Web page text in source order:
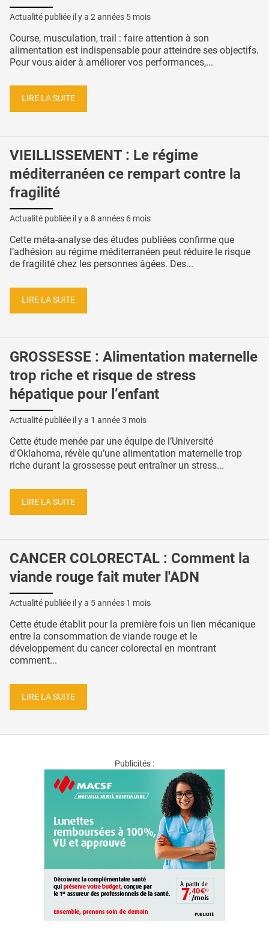
Actualité publiée il y a 2 années 5 mois
Course, musculation, trail : faire attention à son
alimentation est indispensable pour atteindre ses objectifs.
Pour vous aider à améliorer vos performances,...
LIRE LA SUITE
VIEILLISSEMENT : Le régime
méditerranéen ce rempart contre la
fragilité
Actualité publiée il y a 8 années 6 mois
Cette méta-analyse des études publiées confirme que
l’adhésion au régime méditerranéen peut réduire le risque
de fragilité chez les personnes âgées. Des...
LIRE LA SUITE
GROSSESSE : Alimentation maternelle
trop riche et risque de stress
hépatique pour l’enfant
Actualité publiée il y a 1 année 3 mois
Cette étude menée par une équipe de l’Université
d'Oklahoma, révèle qu’une alimentation maternelle trop
riche durant la grossesse peut entraîner un stress...
LIRE LA SUITE
CANCER COLORECTAL : Comment la
viande rouge fait muter l'ADN
Actualité publiée il y a 5 années 1 mois
Cette étude établit pour la première fois un lien mécanique
entre la consommation de viande rouge et le
développement du cancer colorectal en montrant
comment...
LIRE LA SUITE
Publicités :